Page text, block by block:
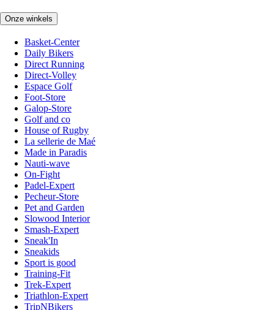
Onze winkels
Basket-Center
Daily Bikers
Direct Running
Direct-Volley
Espace Golf
Foot-Store
Galop-Store
Golf and co
House of Rugby
La sellerie de Maé
Made in Paradis
Nauti-wave
On-Fight
Padel-Expert
Pecheur-Store
Pet and Garden
Slowood Interior
Smash-Expert
Sneak'In
Sneakids
Sport is good
Training-Fit
Trek-Expert
Triathlon-Expert
TripNBikers